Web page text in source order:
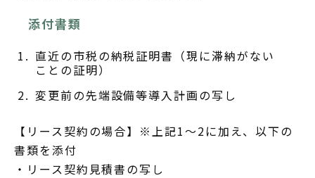
添付書類
直近の市税の納税証明書（現に滞納がない
ことの証明）
変更前の先端設備等導入計画の写し
【リース契約の場合】※上記1～2に加え、以下の
書類を添付
・リース契約見積書の写し